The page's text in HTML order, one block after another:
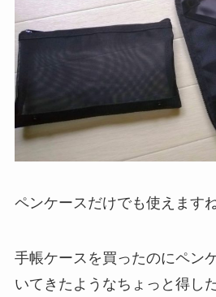
ペンケースだけでも使えますね
手帳ケースを買ったのにペン
いてきたようなちょっと得し